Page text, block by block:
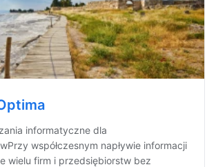
informatyczne dla
współczesnym napływie informacji
wielu firm i przedsiębiorstw bez